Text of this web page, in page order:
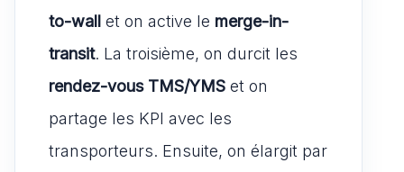
to-wall et on active le merge-in-
transit. La troisième, on durcit les
rendez-vous TMS/YMS et on
partage les KPI avec les
transporteurs. Ensuite, on élargit par